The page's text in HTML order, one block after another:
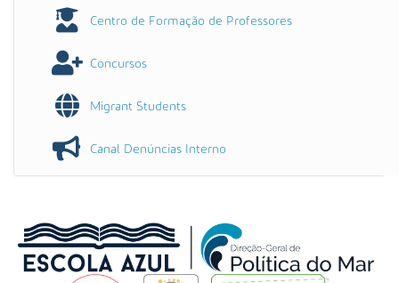
Centro de Formação de Professores
Concursos
Migrant Students
Canal Denúncias Interno